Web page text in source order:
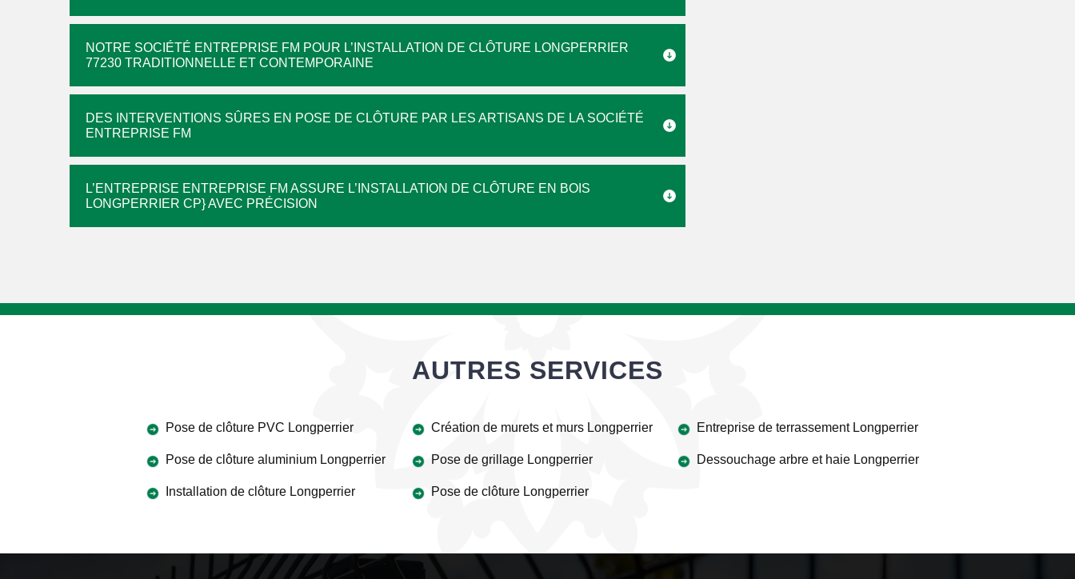
NOTRE SOCIÉTÉ ENTREPRISE FM POUR L’INSTALLATION DE CLÔTURE LONGPERRIER
77230 TRADITIONNELLE ET CONTEMPORAINE
DES INTERVENTIONS SÛRES EN POSE DE CLÔTURE PAR LES ARTISANS DE LA SOCIÉTÉ
ENTREPRISE FM
L’ENTREPRISE ENTREPRISE FM ASSURE L’INSTALLATION DE CLÔTURE EN BOIS
LONGPERRIER CP} AVEC PRÉCISION
AUTRES SERVICES
Pose de clôture PVC Longperrier
Pose de clôture aluminium Longperrier
Installation de clôture Longperrier
Création de murets et murs Longperrier
Pose de grillage Longperrier
Pose de clôture Longperrier
Entreprise de terrassement Longperrier
Dessouchage arbre et haie Longperrier